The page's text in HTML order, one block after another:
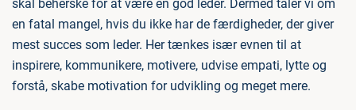
skal beherske for at være en god leder. Dermed taler vi om
en fatal mangel, hvis du ikke har de færdigheder, der giver
mest succes som leder. Her tænkes især evnen til at
inspirere, kommunikere, motivere, udvise empati, lytte og
forstå, skabe motivation for udvikling og meget mere.